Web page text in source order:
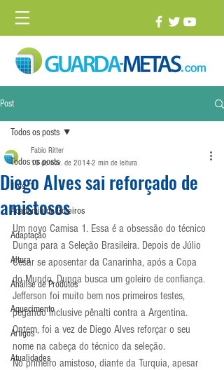
Post
Todos os posts
1 vs. 1
Academia de Goleiros
Adaptação
Altura
Análise de Produtos
Aquecimento
Artigos
Atualidades
Todos os posts
Diego Alves sai reforçado de
amistosos
Fabio Ritter
19 de nov. de 2014 2 min de leitura
Um novo Camisa 1. Essa é a obsessão do técnico
Dunga para a Seleção Brasileira. Depois de Júlio
César se aposentar da Canarinha, após a Copa
do Mundo, Dunga busca um goleiro de confiança.
Jefferson foi muito bem nos primeiros testes,
pegando inclusive pênalti contra a Argentina.
Ontem, foi a vez de Diego Alves reforçar o seu
nome na cabeça do técnico da seleção.
No primeiro amistoso, diante da Turquia, apesar